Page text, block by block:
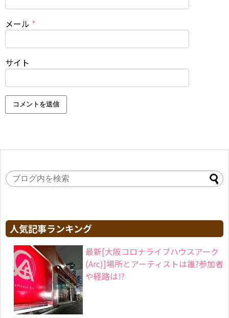
メール *
サイト
人気記事ランキング
最新[大阪コロナライブハウスアーク
(Arc)]場所とアーティストは誰?参加者
や経路は!?